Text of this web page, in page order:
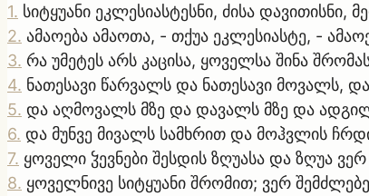
1. სიტყუანი ეკლესიასტესნი, ძისა დავითისნი,
2. ამაოება ამაოთა, - თქუა ეკლესიასტე, -
3. რა უმეტეს არს კაცისა, ყოველსა შინა
4. ნათესავი წარვალს და ნათესავი მოვალს, და
5. და აღმოვალს მზე და დავალს მზე და
6. და მუნვე მივალს სამხრით და მოჰვლის
7. ყოველი ჴევნები შესდის ზღუასა და ზღუა
8. ყოველნივე სიტყუანი შრომით; ვერ